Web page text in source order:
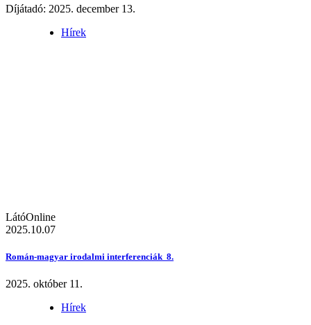
Díjátadó: 2025. december 13.
Hírek
LátóOnline
2025.10.07
Román-magyar irodalmi interferenciák 8.
2025. október 11.
Hírek